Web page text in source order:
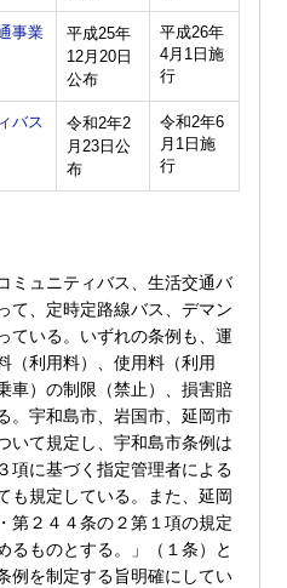
事業
平成25年
12月20日
公布
平成26年
4月1日施
行
バス
令和2年2
月23日公
布
令和2年6
月1日施
行
ミュニティバス、生活交通バ
て、定時定路線バス、デマン
ている。いずれの条例も、運
（利用料）、使用料（利用
車）の制限（禁止）、損害賠
。宇和島市、岩国市、延岡市
いて規定し、宇和島市条例は
項に基づく指定管理者による
も規定している。また、延岡
第２４４条の２第１項の規定
るものとする。」（１条）と
例を制定する旨明確にしてい